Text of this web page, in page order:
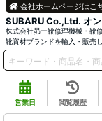
SUBARU Co.,Ltd. オ
株式会社昴ー靴修理機械・靴
靴資材ブランドを輸入・販売
会社ホームページはこ
営業日 閲覧履歴